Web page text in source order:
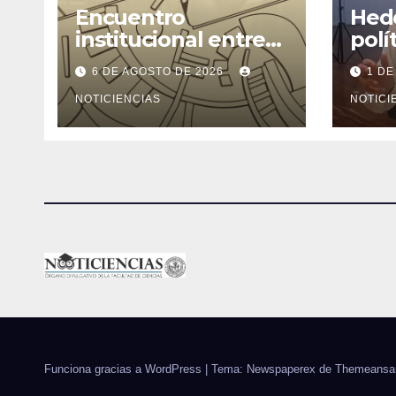
Encuentro
institucional entre
la Facultad de
Ciencias y el
Ministerio de
Ciencia y Tecnología
6 DE AGOSTO DE 2026
NOTICIENCIAS
1 DE
Funciona gracias a WordPress Tema: Newspaperex de